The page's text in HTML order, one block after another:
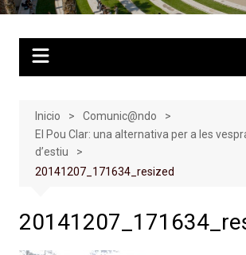
Inicio
Comunic@ndo
El Pou Clar: una alternativa per a les
d’estiu
20141207_171634_resized